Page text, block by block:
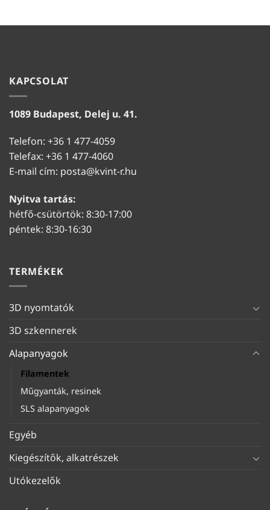
KAPCSOLAT
1089 Budapest, Delej u. 41.
Telefon: +36 1 477-4059
Telefax: +36 1 477-4060
E-mail cím: posta@kvint-r.hu
Nyitva tartás:
hétfő-csütörtök: 8:30-17:00
péntek: 8:30-16:30
TERMÉKEK
3D nyomtatók
3D szkennerek
Alapanyagok
Filamentek
Műgyanták, resinek
SLS alapanyagok
Egyéb
Kiegészítők, alkatrészek
Utókezelők